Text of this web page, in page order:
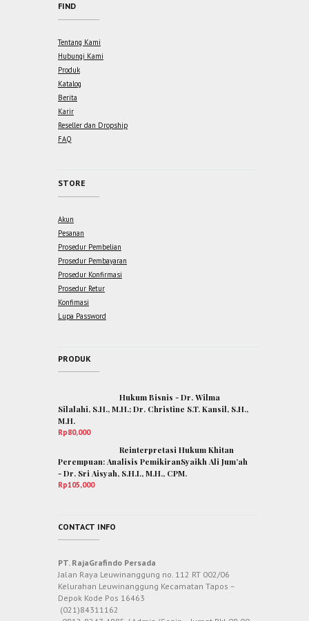
FIND
Tentang Kami
Hubungi Kami
Produk
Katalog
Berita
Karir
Reseller dan Dropship
FAQ
STORE
Akun
Pesanan
Prosedur Pembelian
Prosedur Pembayaran
Prosedur Konfirmasi
Prosedur Retur
Konfimasi
Lupa Password
PRODUK
Hukum Bisnis - Dr. Wilma
Silalahi, S.H., M.H.; Dr. Christine S.T. Kansil, S.H.,
M.H.
Rp80,000
Reinterpretasi Hukum Khitan
Perempuan: Analisis PemikiranSyaikh Ali Jum’ah
- Dr. Sri Aisyah, S.H.I., M.H., CPM.
Rp105,000
CONTACT INFO
PT. RajaGrafindo Persada
Jalan Raya Leuwinanggung no. 112 RT 002/06
Kelurahan Leuwinanggung Kecamatan Tapos –
Depok Kode Pos 16463
(021)84311162